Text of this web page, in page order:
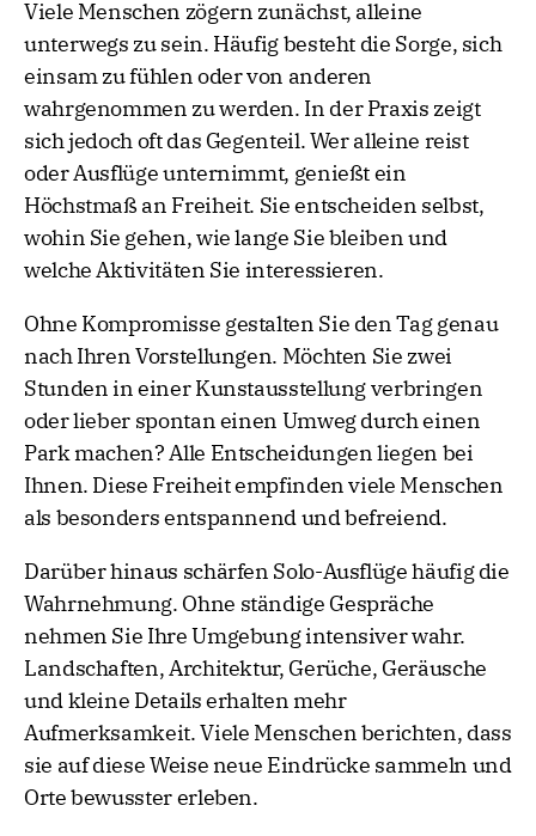
Viele Menschen zögern zunächst, alleine
unterwegs zu sein. Häufig besteht die Sorge, sich
einsam zu fühlen oder von anderen
wahrgenommen zu werden. In der Praxis zeigt
sich jedoch oft das Gegenteil. Wer alleine reist
oder Ausflüge unternimmt, genießt ein
Höchstmaß an Freiheit. Sie entscheiden selbst,
wohin Sie gehen, wie lange Sie bleiben und
welche Aktivitäten Sie interessieren.
Ohne Kompromisse gestalten Sie den Tag genau
nach Ihren Vorstellungen. Möchten Sie zwei
Stunden in einer Kunstausstellung verbringen
oder lieber spontan einen Umweg durch einen
Park machen? Alle Entscheidungen liegen bei
Ihnen. Diese Freiheit empfinden viele Menschen
als besonders entspannend und befreiend.
Darüber hinaus schärfen Solo-Ausflüge häufig die
Wahrnehmung. Ohne ständige Gespräche
nehmen Sie Ihre Umgebung intensiver wahr.
Landschaften, Architektur, Gerüche, Geräusche
und kleine Details erhalten mehr
Aufmerksamkeit. Viele Menschen berichten, dass
sie auf diese Weise neue Eindrücke sammeln und
Orte bewusster erleben.